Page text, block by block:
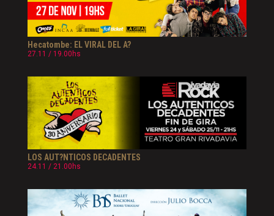
Hecatombe: EL VIRAL DEL A?
27.11 / 19.00hs
LOS AUT?NTICOS DECADENTES
24.11 / 21.00hs